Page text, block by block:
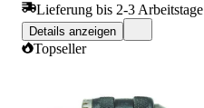
Lieferung bis 2-3 Arbeitstage
Details anzeigen
Topseller